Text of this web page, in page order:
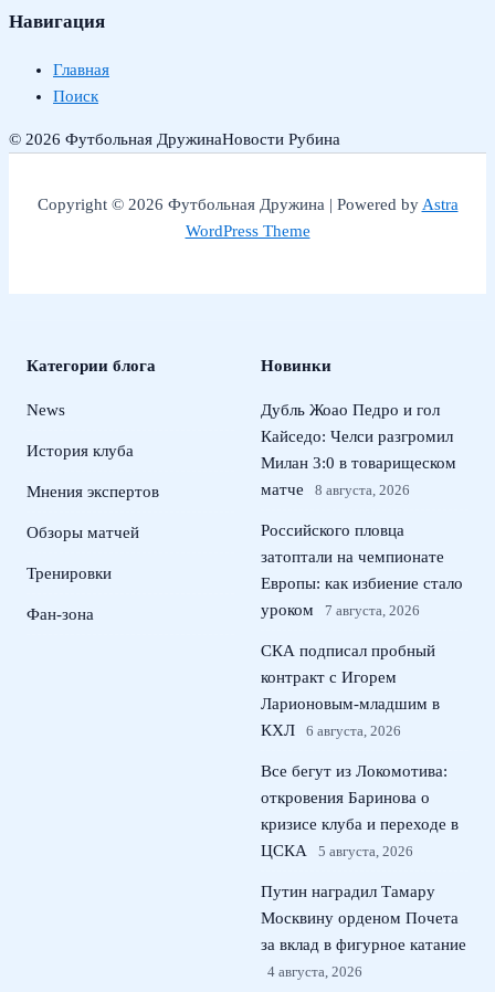
Навигация
Главная
Поиск
© 2026 Футбольная ДружинаНовости Рубина
Copyright © 2026 Футбольная Дружина | Powered byAstra
WordPress Theme
Категории блога
News
История клуба
Мнения экспертов
Обзоры матчей
Тренировки
Фан-зона
Новинки
Дубль Жоао Педро и гол
Кайседо: Челси разгромил
Милан 3:0 в товарищеском
матче
8 августа, 2026
Российского пловца
затоптали на чемпионате
Европы: как избиение стало
уроком
7 августа, 2026
СКА подписал пробный
контракт с Игорем
Ларионовым‑младшим в
КХЛ
6 августа, 2026
Все бегут из Локомотива:
откровения Баринова о
кризисе клуба и переходе в
ЦСКА
5 августа, 2026
Путин наградил Тамару
Москвину орденом Почета
за вклад в фигурное катание
4 августа, 2026